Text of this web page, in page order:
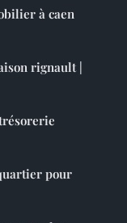
à caen
rignault |
pour